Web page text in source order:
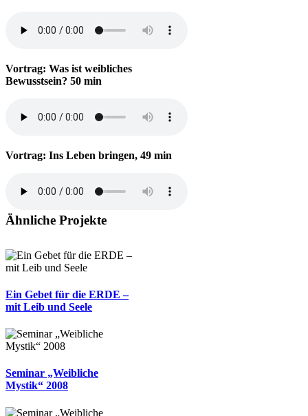
Vortrag: Was ist weibliches
Bewusstsein? 50 min
Vortrag: Ins Leben bringen, 49 min
Ähnliche Projekte
Ein Gebet für die ERDE –
mit Leib und Seele
Seminar „Weibliche
Mystik“ 2008